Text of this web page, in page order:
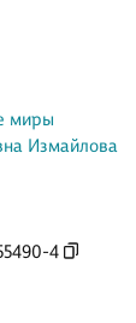
миры
Измайлова
4